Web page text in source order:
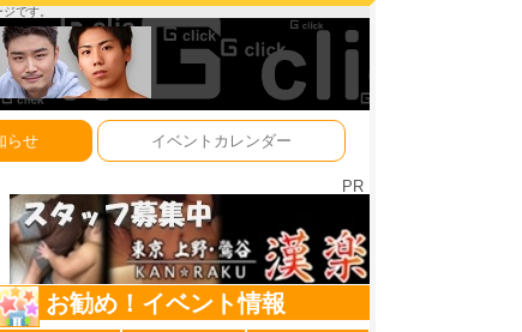
です。
らせ イベントカレンダー
PR
お勧め！イベント情報